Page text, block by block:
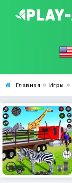
Главная » Игры »